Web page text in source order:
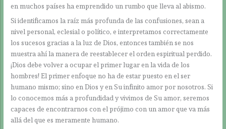
en muchos países ha emprendido un rumbo que lleva al abismo.
Si identificamos la raíz más profunda de las confusiones, sean a
nivel personal, eclesial o político, e interpretamos correctamente
los sucesos gracias a la luz de Dios, entonces también se nos
muestra ahí la manera de reestablecer el orden espiritual perdido.
¡Dios debe volver a ocupar el primer lugar en la vida de los
hombres! El primer enfoque no ha de estar puesto en el ser
humano mismo; sino en Dios y en Su infinito amor por nosotros. Si
lo conocemos más a profundidad y vivimos de Su amor, seremos
capaces de encontrarnos con el prójimo con un amor que va más
allá del que es meramente humano.